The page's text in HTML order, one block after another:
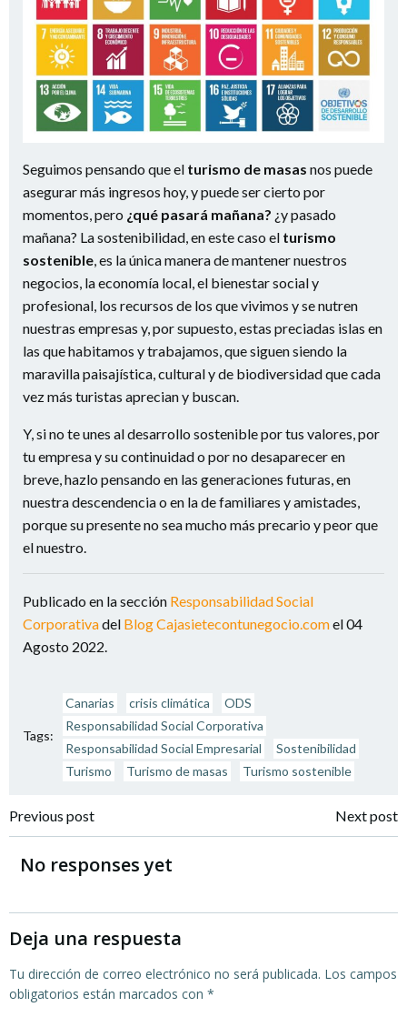
Seguimos pensando que el turismo de masas nos puede
asegurar más ingresos hoy, y puede ser cierto por
momentos, pero ¿qué pasará mañana? ¿y pasado
mañana? La sostenibilidad, en este caso el turismo
sostenible, es la única manera de mantener nuestros
negocios, la economía local, el bienestar social y
profesional, los recursos de los que vivimos y se nutren
nuestras empresas y, por supuesto, estas preciadas islas en
las que habitamos y trabajamos, que siguen siendo la
maravilla paisajística, cultural y de biodiversidad que cada
vez más turistas aprecian y buscan.
Y, si no te unes al desarrollo sostenible por tus valores, por
tu empresa y su continuidad o por no desaparecer en
breve, hazlo pensando en las generaciones futuras, en
nuestra descendencia o en la de familiares y amistades,
porque su presente no sea mucho más precario y peor que
el nuestro.
Publicado en la sección Responsabilidad Social
Corporativadel Blog Cajasietecontunegocio.comel 04
Agosto 2022.
Tags:
Canarias crisis climática
ODS
Responsabilidad Social Corporativa
Responsabilidad Social Empresarial
Sostenibilidad
Turismo
Turismo de masas Turismo sostenible
Navegación
de
entradas
Previous post
Navegación
entradas
Next post
No responses yet
Deja una respuesta
Tu dirección de correo electrónico no será publicada. Los campos
obligatorios están marcados con *